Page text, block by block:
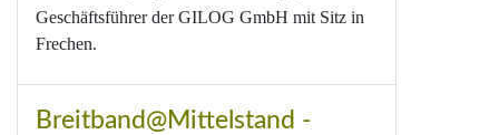
Geschäftsführer der GILOG GmbH mit Sitz in
Frechen.
Breitband@Mittelstand -